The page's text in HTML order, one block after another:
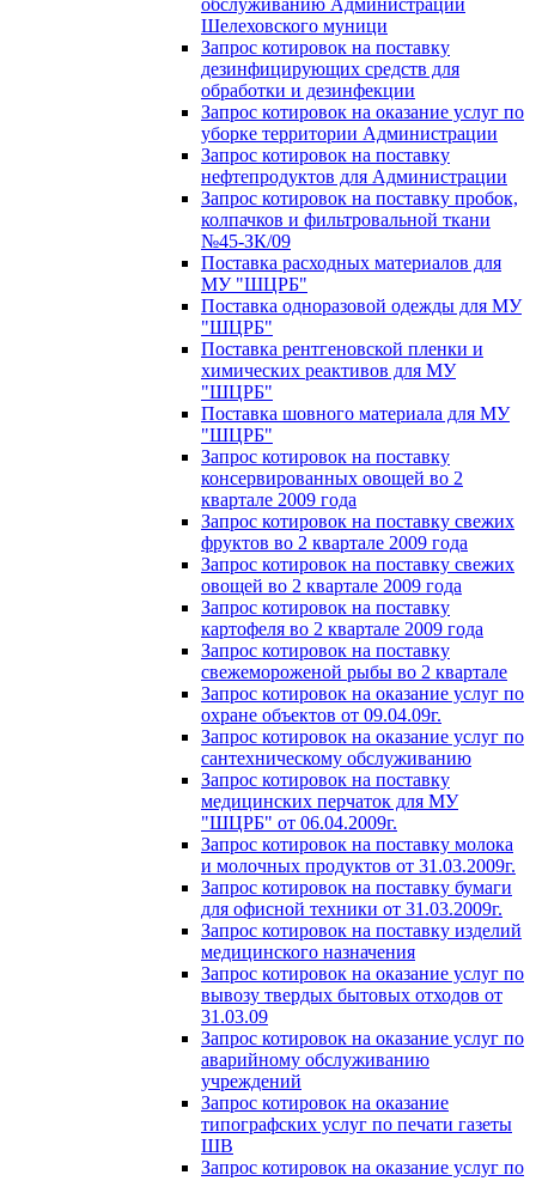
Шелеховского муници
Запрос котировок на поставку
дезинфицирующих средств для
обработки и дезинфекции
Запрос котировок на оказание услуг по
уборке территории Администрации
Запрос котировок на поставку
нефтепродуктов для Администрации
Запрос котировок на поставку пробок,
колпачков и фильтровальной ткани
№45-ЗК/09
Поставка расходных материалов для
МУ "ШЦРБ"
Поставка одноразовой одежды для МУ
"ШЦРБ"
Поставка рентгеновской пленки и
химических реактивов для МУ
"ШЦРБ"
Поставка шовного материала для МУ
"ШЦРБ"
Запрос котировок на поставку
консервированных овощей во 2
квартале 2009 года
Запрос котировок на поставку свежих
фруктов во 2 квартале 2009 года
Запрос котировок на поставку свежих
овощей во 2 квартале 2009 года
Запрос котировок на поставку
картофеля во 2 квартале 2009 года
Запрос котировок на поставку
свежемороженой рыбы во 2 квартале
Запрос котировок на оказание услуг по
охране объектов от 09.04.09г.
Запрос котировок на оказание услуг по
сантехническому обслуживанию
Запрос котировок на поставку
медицинских перчаток для МУ
"ШЦРБ" от 06.04.2009г.
Запрос котировок на поставку молока
и молочных продуктов от 31.03.2009г.
Запрос котировок на поставку бумаги
для офисной техники от 31.03.2009г.
Запрос котировок на поставку изделий
медицинского назначения
Запрос котировок на оказание услуг по
вывозу твердых бытовых отходов от
31.03.09
Запрос котировок на оказание услуг по
аварийному обслуживанию
учреждений
Запрос котировок на оказание
типографских услуг по печати газеты
ШВ
Запрос котировок на оказание услуг по